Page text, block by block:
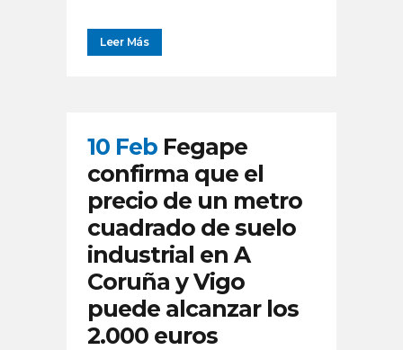
Leer Más
10 Feb Fegape
confirma que el
precio de un metro
cuadrado de suelo
industrial en A
Coruña y Vigo
puede alcanzar los
2.000 euros